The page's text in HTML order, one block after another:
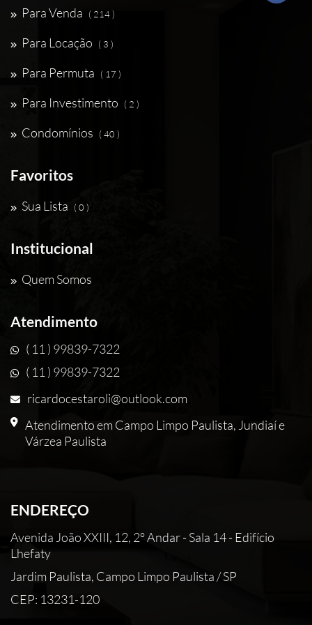
Para Venda ( 214 )
Para Locação ( 3 )
Para Permuta ( 17 )
Para Investimento ( 2 )
Condomínios ( 40 )
Favoritos
Sua Lista ( 0 )
Institucional
Quem Somos
Atendimento
( 11 ) 99839-7322
( 11 ) 99839-7322
ricardocestaroli@outlook.com
Atendimento em Campo Limpo Paulista, Jundiaí e
Várzea Paulista
ENDEREÇO
Avenida João XXIII, 12, 2° Andar - Sala 14 - Edifício
Lhefaty
Jardim Paulista, Campo Limpo Paulista / SP
CEP: 13231-120